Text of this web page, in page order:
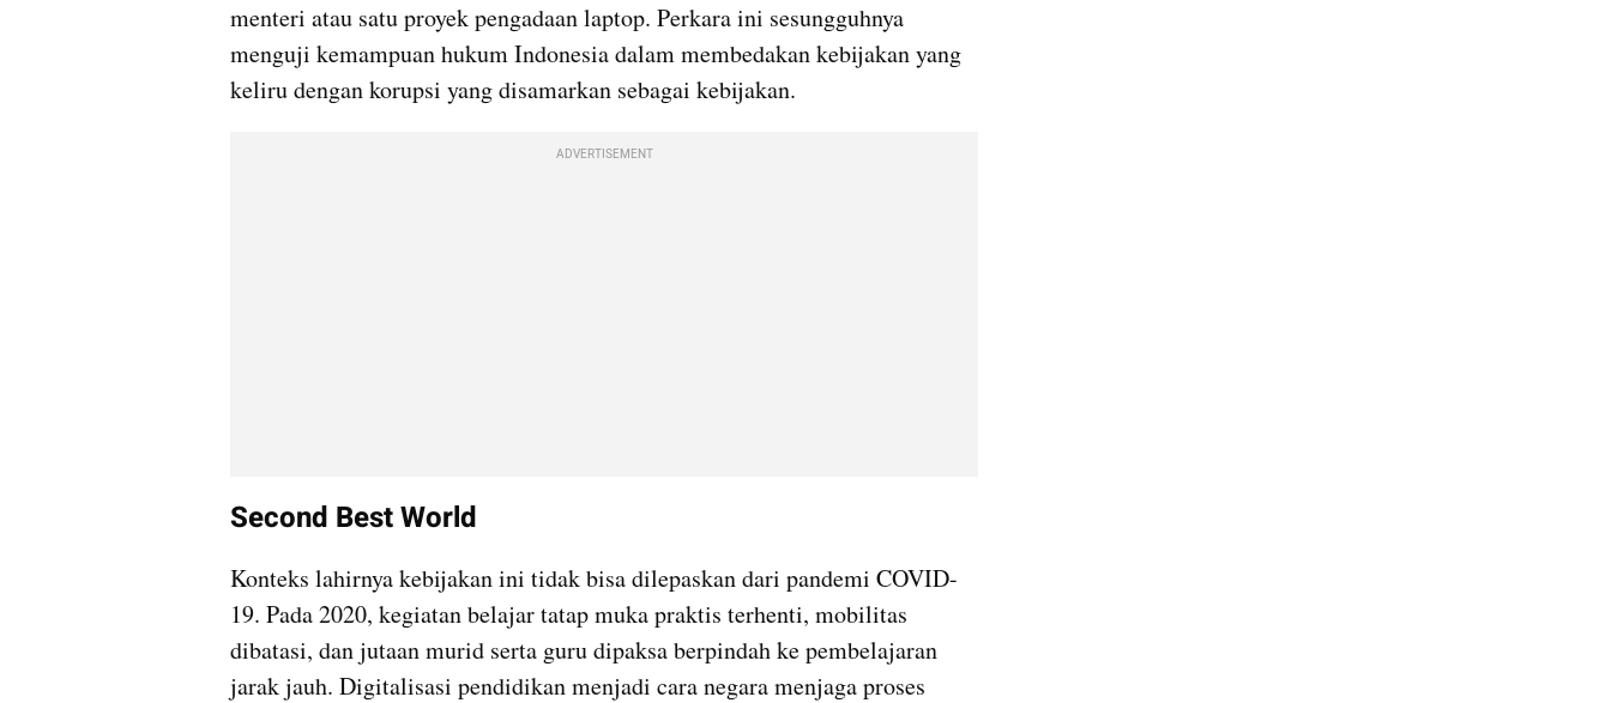
menteri atau satu proyek pengadaan laptop. Perkara ini sesungguhnya
menguji kemampuan hukum Indonesia dalam membedakan kebijakan yang
keliru dengan korupsi yang disamarkan sebagai kebijakan.
ADVERTISEMENT
Second Best World
Konteks lahirnya kebijakan ini tidak bisa dilepaskan dari pandemi COVID-
19. Pada 2020, kegiatan belajar tatap muka praktis terhenti, mobilitas
dibatasi, dan jutaan murid serta guru dipaksa berpindah ke pembelajaran
jarak jauh. Digitalisasi pendidikan menjadi cara negara menjaga proses